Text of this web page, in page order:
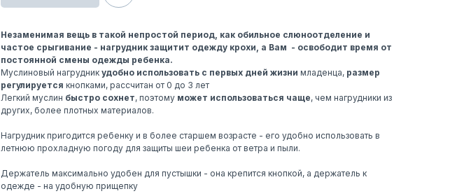
Незаменимая вещь в такой непростой период, как обильное слюноотделение и
частое срыгивание - нагрудник защитит одежду крохи, а Вам - освободит время от
постоянной смены одежды ребенка.
Муслиновый нагрудник удобно использовать с первых дней жизни младенца, размер
регулируется кнопками, рассчитан от 0 до 3 лет​
Легкий муслин быстро сохнет, поэтому может использоваться чаще, чем нагрудники из
других, более плотных материалов.​
Нагрудник пригодится ребенку и в более старшем возрасте - его удобно использовать в
летнюю прохладную погоду для защиты шеи ребенка от ветра и пыли.
Держатель максимально удобен для пустышки - она крепится кнопкой, а держатель к
одежде - на удобную прищепку